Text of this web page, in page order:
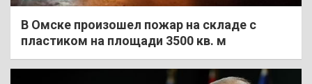
В Омске произошел пожар на складе с
пластиком на площади 3500 кв. м